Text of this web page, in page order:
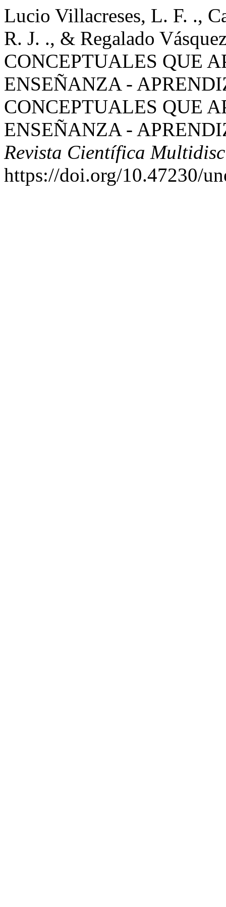
Lucio Villacreses, L. F. .,
R. J. ., & Regalado
CONCEPTUALES QUE
ENSEÑANZA -
CONCEPTUALES QUE
ENSEÑANZA -
Revista Científica
https://doi.org/10.47230/